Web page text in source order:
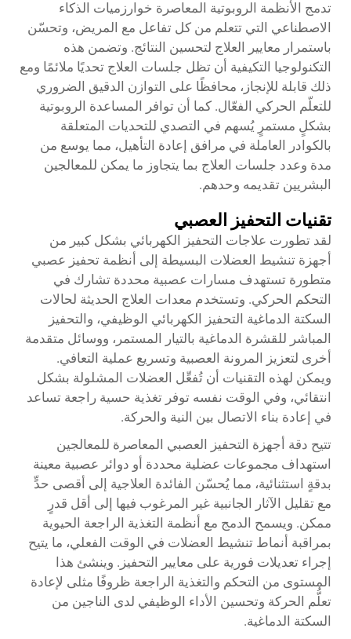
تدمج الأنظمة الروبوتية المعاصرة خوارزميات الذكاء
الاصطناعي التي تتعلم من كل تفاعل مع المريض، وتحسّن
باستمرار معايير العلاج لتحسين النتائج. وتضمن هذه
التكنولوجيا التكيفية أن تظل جلسات العلاج تحديًا ملائمًا ومع
ذلك قابلة للإنجاز، محافظًا على التوازن الدقيق الضروري
للتعلّم الحركي الفعّال. كما أن توافر المساعدة الروبوتية
بشكلٍ مستمرٍ يُسهم في التصدي للتحديات المتعلقة
بالكوادر العاملة في مرافق إعادة التأهيل، مما يوسع من
مدة وعدد جلسات العلاج بما يتجاوز ما يمكن للمعالجين
البشريين تقديمه وحدهم.
تقنيات التحفيز العصبي
لقد تطورت علاجات التحفيز الكهربائي بشكل كبير من
أجهزة تنشيط العضلات البسيطة إلى أنظمة تحفيز عصبي
متطورة تستهدف مسارات عصبية محددة تشارك في
التحكم الحركي. وتستخدم معدات العلاج الحديثة لحالات
السكتة الدماغية التحفيز الكهربائي الوظيفي، والتحفيز
المباشر للقشرة الدماغية بالتيار المستمر، ووسائل متقدمة
أخرى لتعزيز المرونة العصبية وتسريع عملية التعافي.
ويمكن لهذه التقنيات أن تُفعِّل العضلات المشلولة بشكل
انتقائي، وفي الوقت نفسه توفر تغذية حسية راجعة تساعد
في إعادة بناء الاتصال بين النية والحركة.
تتيح دقة أجهزة التحفيز العصبي المعاصرة للمعالجين
استهداف مجموعات عضلية محددة أو دوائر عصبية معينة
بدقةٍ استثنائية، مما يُحسّن الفائدة العلاجية إلى أقصى حدٍّ
مع تقليل الآثار الجانبية غير المرغوب فيها إلى أقل قدرٍ
ممكن. ويسمح الدمج مع أنظمة التغذية الراجعة الحيوية
بمراقبة أنماط تنشيط العضلات في الوقت الفعلي، ما يتيح
إجراء تعديلات فورية على معايير التحفيز. وينشئ هذا
المستوى من التحكم والتغذية الراجعة ظروفًا مثلى لإعادة
تعلُّم الحركة وتحسين الأداء الوظيفي لدى الناجين من
السكتة الدماغية.